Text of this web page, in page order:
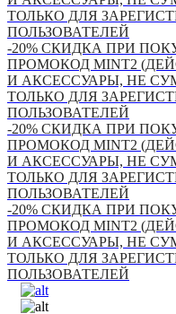
ТОЛЬКО ДЛЯ
ПОЛЬЗОВАТЕЛЕЙ
-20% СКИДКА ПРИ
ПРОМОКОД MINT2
И АКСЕССУАРЫ, НЕ
ТОЛЬКО ДЛЯ
ПОЛЬЗОВАТЕЛЕЙ
-20% СКИДКА ПРИ
ПРОМОКОД MINT2
И АКСЕССУАРЫ, НЕ
ТОЛЬКО ДЛЯ
ПОЛЬЗОВАТЕЛЕЙ
-20% СКИДКА ПРИ
ПРОМОКОД MINT2
И АКСЕССУАРЫ, НЕ
ТОЛЬКО ДЛЯ
ПОЛЬЗОВАТЕЛЕЙ